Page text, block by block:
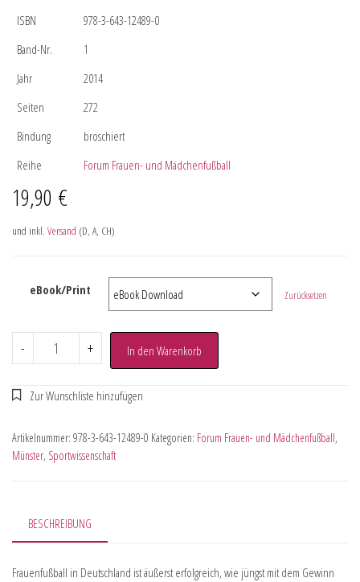
ISBN
978-3-643-12489-0
Band-Nr.
1
Jahr
2014
Seiten
272
Bindung
broschiert
Reihe
Forum Frauen- und Mädchenfußball
19,90 €
und inkl. Versand (D, A, CH)
eBook/Print Zurücksetzen
- + In den Warenkorb
Artikelnummer: 978-3-643-12489-0 Kategorien: Forum Frauen- und Mädchenfußball,
Münster, Sportwissenschaft
BESCHREIBUNG
Frauenfußball in Deutschland ist äußerst erfolgreich, wie jüngst mit dem Gewinn